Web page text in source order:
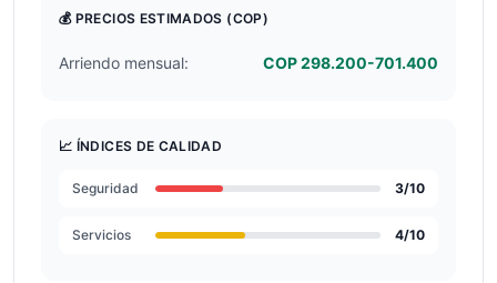
💰 PRECIOS ESTIMADOS (COP)
Arriendo mensual: COP 298.200-701.400
📈 ÍNDICES DE CALIDAD
Seguridad 3/10
Servicios 4/10